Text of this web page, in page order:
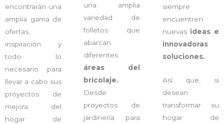
encontrarán una
amplia gama de
ofertas,
inspiración y
todo lo
necesario para
llevar a cabo sus
proyectos de
mejora del
hogar de
una amplia
variedad de
folletos que
abarcan
diferentes
áreas del
bricolaje.
Desde
proyectos de
jardinería para
siempre
encuentren
nuevas ideas e
innovadoras
soluciones.
Así que, si
desean
transformar su
hogar de